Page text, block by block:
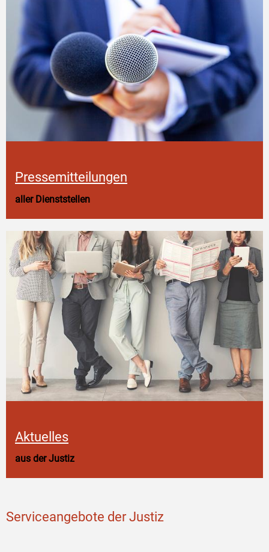
Pressemitteilungen
aller Dienststellen
Aktuelles
aus der Justiz
Serviceangebote der Justiz